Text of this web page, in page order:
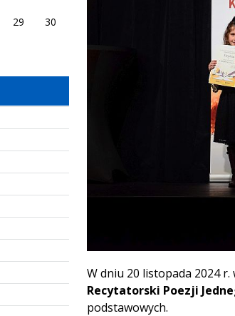
29 30
Treść
W dniu 20 listopada 2024
Recytatorski Poezji
podstawowych.